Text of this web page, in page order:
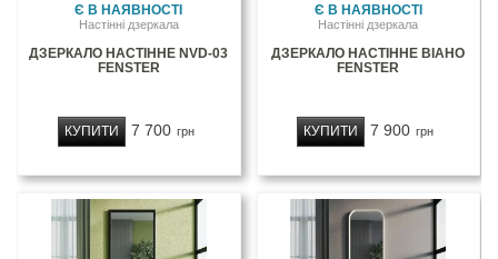
Є В НАЯВНОСТІ
Настінні дзеркала
ДЗЕРКАЛО НАСТІННЕ NVD-03
FENSTER
7 700 грн
КУПИТИ
Є В НАЯВНОСТІ
Настінні дзеркала
ДЗЕРКАЛО НАСТІННЕ ВІАНО
FENSTER
7 900 грн
КУПИТИ